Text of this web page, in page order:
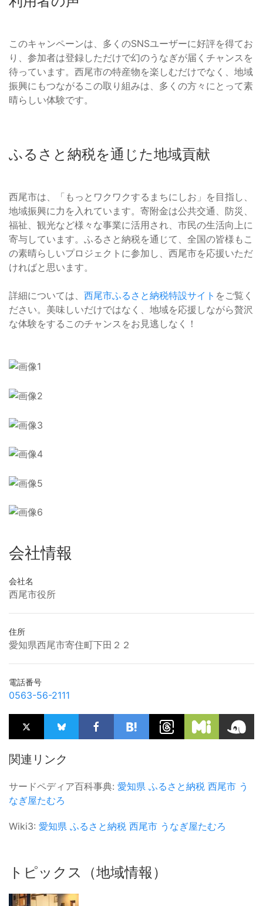
このキャンペーンは、多くのSNSユーザーに好評を得てお
り、参加者は登録しただけで幻のうなぎが届くチャンスを
待っています。西尾市の特産物を楽しむだけでなく、地域
振興にもつながるこの取り組みは、多くの方々にとって素
晴らしい体験です。
ふるさと納税を通じた地域貢献
西尾市は、「もっとワクワクするまちにしお」を目指し、
地域振興に力を入れています。寄附金は公共交通、防災、
福祉、観光など様々な事業に活用され、市民の生活向上に
寄与しています。ふるさと納税を通じて、全国の皆様もこ
の素晴らしいプロジェクトに参加し、西尾市を応援いただ
ければと思います。
詳細については、 西尾市ふるさと納税特設サイト をご覧く
ださい。美味しいだけではなく、地域を応援しながら贅沢
な体験をするこのチャンスをお見逃しなく！
会社情報
会社名
西尾市役所
住所
愛知県西尾市寄住町下田２２
電話番号
0563-56-2111
関連リンク
サードペディア百科事典: 愛知県 ふるさと納税 西尾市 う
なぎ屋たむろ
Wiki3: 愛知県 ふるさと納税 西尾市 うなぎ屋たむろ
トピックス（地域情報）